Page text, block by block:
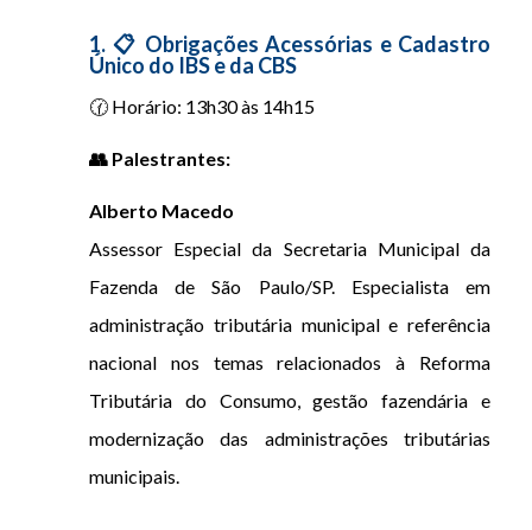
1. 📋 Obrigações Acessórias e Cadastro
Único do IBS e da CBS
🕜 Horário: 13h30 às 14h15
👥 Palestrantes:
Alberto Macedo
Assessor Especial da Secretaria Municipal da
Fazenda de São Paulo/SP. Especialista em
administração tributária municipal e referência
nacional nos temas relacionados à Reforma
Tributária do Consumo, gestão fazendária e
modernização das administrações tributárias
municipais.